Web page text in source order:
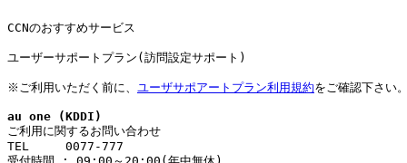
CCNのおすすめサービス
ユーザーサポートプラン(訪問設定サポート)
※ご利用いただく前に、 ユーザサポアートプラン利用規約をご確認下さい
au one (KDDI)
ご利用に関するお問い合わせ
TEL	0077-777